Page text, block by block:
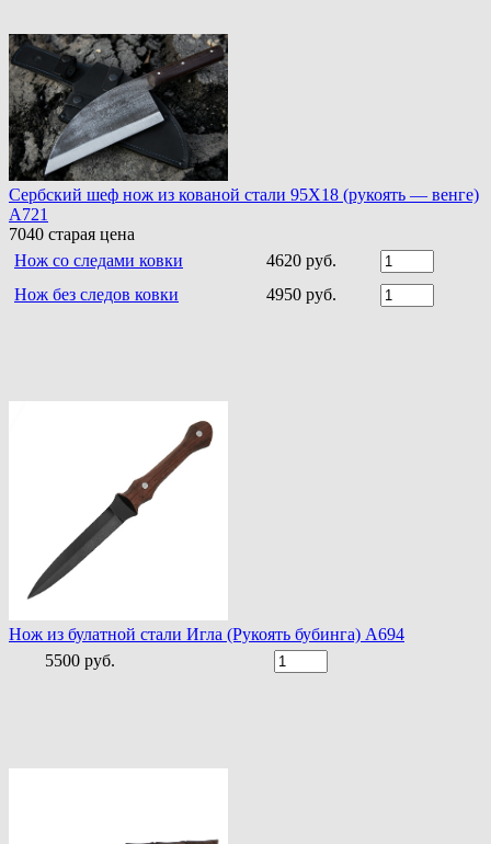
Сербский шеф нож из кованой стали 95Х18 (рукоять — венге)
A721
7040 старая цена
Нож со следами ковки
4620 руб.
Нож без следов ковки
4950 руб.
Нож из булатной стали Игла (Рукоять бубинга) A694
5500 руб.